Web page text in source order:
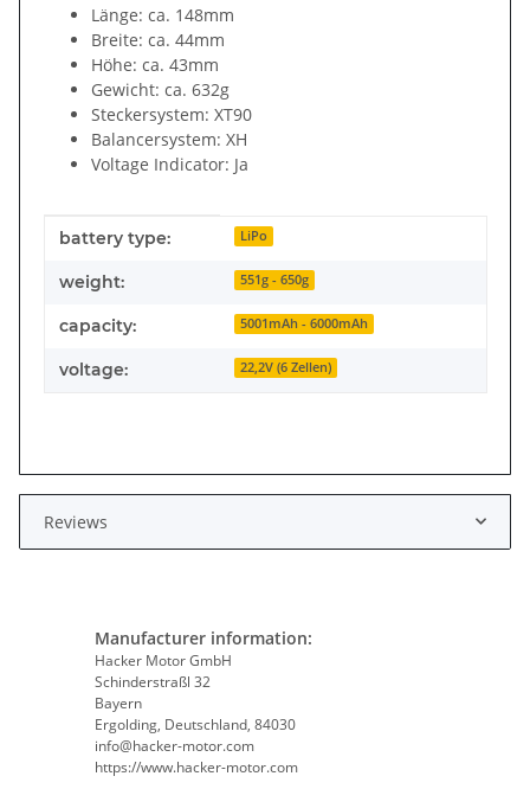
Länge: ca. 148mm
Breite: ca. 44mm
Höhe: ca. 43mm
Gewicht: ca. 632g
Steckersystem: XT90
Balancersystem: XH
Voltage Indicator: Ja
Item information
Value
battery type: LiPo
weight: 551g - 650g
capacity: 5001mAh - 6000mAh
voltage: 22,2V (6 Zellen)
Reviews
Manufacturer information:
Hacker Motor GmbH
Schinderstraßl 32
Bayern
Ergolding, Deutschland, 84030
info@hacker-motor.com
https://www.hacker-motor.com